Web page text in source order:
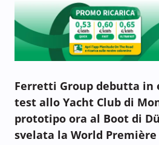
Ferretti Group debutta in
test allo Yacht Club di
prototipo ora al Boot di
svelata la World Première